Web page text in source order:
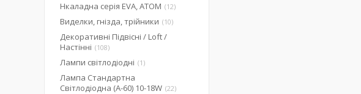
Нкаладна серія EVA, ATOM 12
Виделки, гнізда, трійники 10
Декоративні Підвісні / Loft /
Настінні
108
Лампи світлодіодні 1
Лампа Стандартна
Світлодіодна (А-60) 10-18W 22